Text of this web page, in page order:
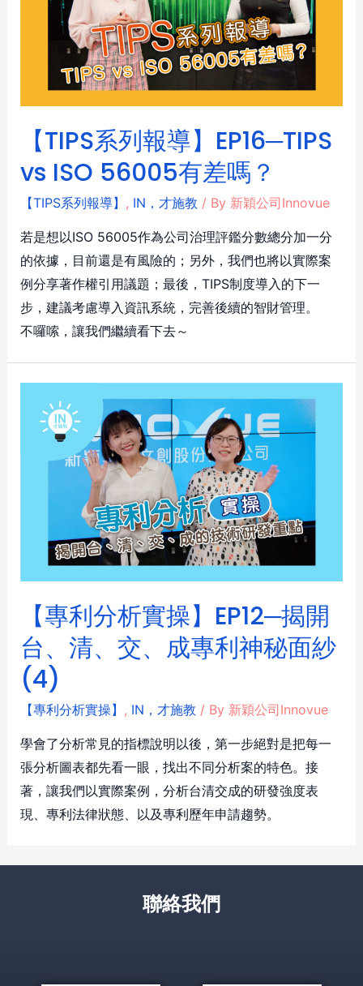
【TIPS系列報導】EP16─TIPS
vs ISO 56005有差嗎？
【TIPS系列報導】 , IN，才施教 / By 新穎公司Innovue
若是想以ISO 56005作為公司治理評鑑分數總分加一分
的依據，目前還是有風險的；另外，我們也將以實際案
例分享著作權引用議題；最後，TIPS制度導入的下一
步，建議考慮導入資訊系統，完善後續的智財管理。
不囉嗦，讓我們繼續看下去～
【專利分析實操】EP12─揭開
台、清、交、成專利神秘面紗
(4)
【專利分析實操】 , IN，才施教 / By 新穎公司Innovue
學會了分析常見的指標說明以後，第一步絕對是把每一
張分析圖表都先看一眼，找出不同分析案的特色。接
著，讓我們以實際案例，分析台清交成的研發強度表
現、專利法律狀態、以及專利歷年申請趨勢。
聯絡我們